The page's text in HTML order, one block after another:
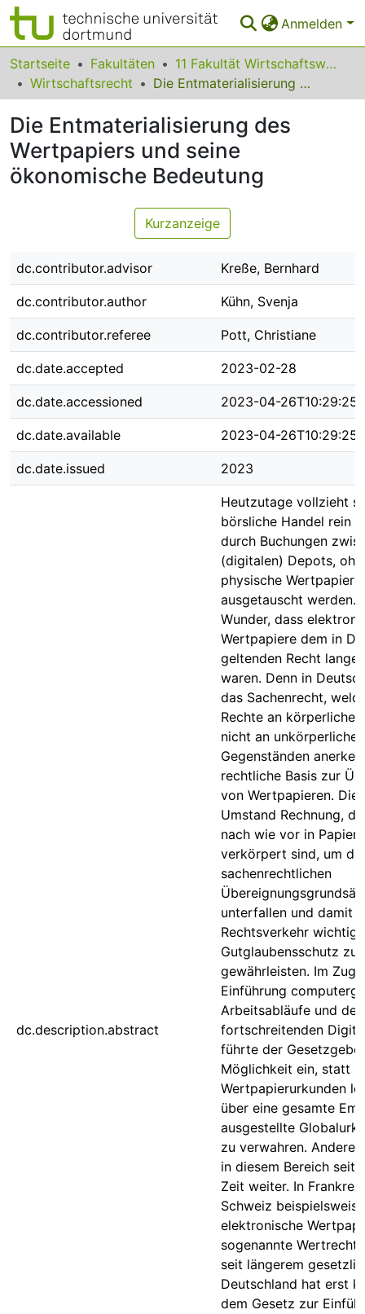
Anmelden
Bereiche & Sammlungen
Das gesamte Repositorium
Statistiken
FAQ
Startseite Fakultäten
11 Fakultät Wirtschaftswissenschaften
Wirtschaftsrecht
Die Entmaterialisierung des Wertpapiers und seine ökonomische Bedeutung
Die Entmaterialisierung des
Wertpapiers und seine
ökonomische Bedeutung
Kurzanzeige
dc.contributor.advisor Kreße, Bernhard
dc.contributor.author Kühn, Svenja
dc.contributor.referee Pott, Christiane
dc.date.accepted 2023-02-28
dc.date.accessioned 2023-04-26T10:29:25Z
dc.date.available 2023-04-26T10:29:25Z
dc.date.issued 2023
dc.description.abstract
Heutzutage vollzieht
börsliche Handel rein
durch Buchungen
(digitalen) Depots,
physische
ausgetauscht werden.
Wunder, dass
Wertpapiere dem in
geltenden Recht lange
waren. Denn in
das Sachenrecht,
Rechte an
nicht an unkörperlichen
Gegenständen
rechtliche Basis zur
von Wertpapieren.
Umstand Rechnung,
nach wie vor in
verkörpert sind, um
sachenrechtlichen
unterfallen und damit
Rechtsverkehr
Gutglaubensschutz zu
gewährleisten. Im
Einführung
Arbeitsabläufe und der
fortschreitenden
führte der
Möglichkeit ein, statt
Wertpapierurkunden
über eine gesamte
ausgestellte
zu verwahren. Andere
in diesem Bereich seit
Zeit weiter. In
Schweiz
elektronische
sogenannte
seit längerem
Deutschland hat erst
dem Gesetz zur